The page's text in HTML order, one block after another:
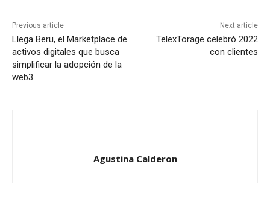
Previous article
Llega Beru, el Marketplace de
activos digitales que busca
simplificar la adopción de la
web3
Next article
TelexTorage celebró 2022
con clientes
Agustina Calderon